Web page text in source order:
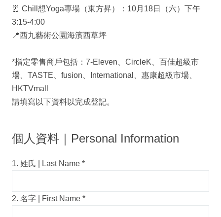
⏰ Chill想Yoga專場（東方昇）：10月18日（六）下午
3:15-4:00
📍西九藝術公園海濱西草坪
*指定零售商戶包括：7-Eleven、CircleK、百佳超級市
場、TASTE、fusion、International、惠康超級市場、
HKTVmall
請填寫以下資料以完成登記。
個人資料｜Personal Information
1. 姓氏 | Last Name *
2. 名字 | First Name *